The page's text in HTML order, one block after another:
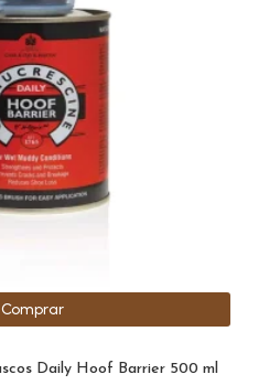
Daily Hoof Barrier 500 ml
Comprar